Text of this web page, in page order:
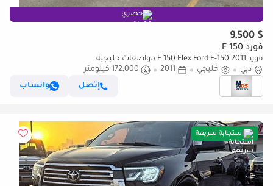
حصري
$ 9,500
فورد F 150
فورد F 150 Flex Ford F-150 2011 مواصفات خليجية
دبي
خليجي 2011
172,000 كيلومتر
إتصل
واتساب
استجابة سريعة